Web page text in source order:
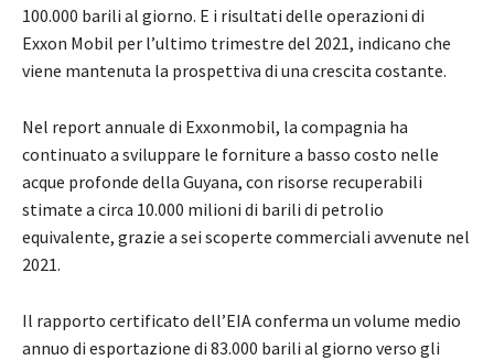
100.000 barili al giorno. E i risultati delle operazioni di
Exxon Mobil per l’ultimo trimestre del 2021, indicano che
viene mantenuta la prospettiva di una crescita costante.
Nel report annuale di Exxonmobil, la compagnia ha
continuato a sviluppare le forniture a basso costo nelle
acque profonde della Guyana, con risorse recuperabili
stimate a circa 10.000 milioni di barili di petrolio
equivalente, grazie a sei scoperte commerciali avvenute nel
2021.
Il rapporto certificato dell’EIA conferma un volume medio
annuo di esportazione di 83.000 barili al giorno verso gli